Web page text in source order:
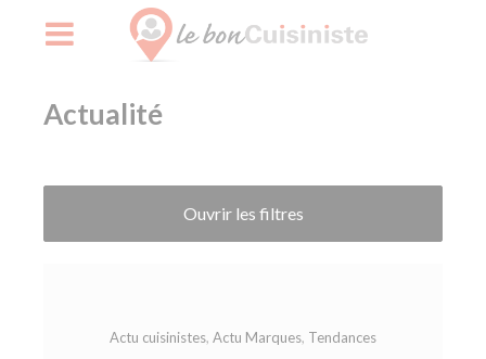
Actualité
Ouvrir les filtres
Actu cuisinistes, Actu Marques, Tendances